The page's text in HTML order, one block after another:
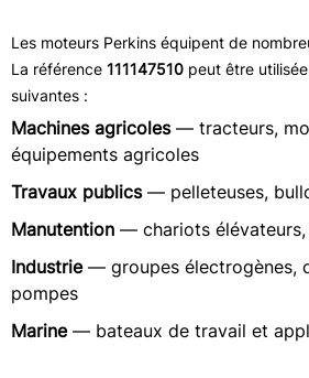
Les moteurs Perkins équipent de
La référence 111147510 peut être
suivantes :
Machines agricoles— tracteurs,
équipements agricoles
Travaux publics— pelleteuses,
Manutention — chariots
Industrie— groupes électrogènes,
pompes
Marine— bateaux de travail et